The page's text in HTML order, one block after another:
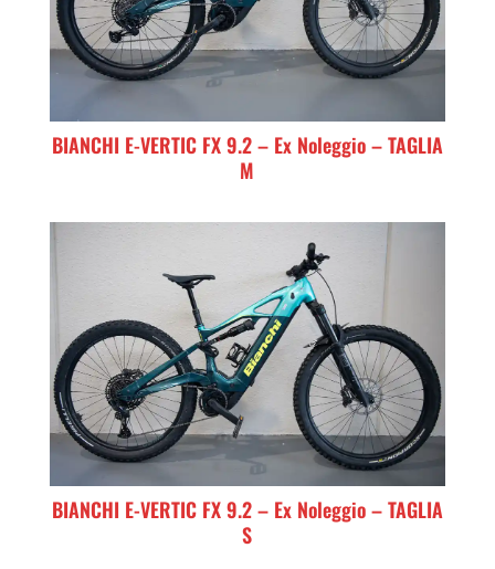
BIANCHI E-VERTIC FX 9.2 – Ex Noleggio – TAGLIA
M
BIANCHI E-VERTIC FX 9.2 – Ex Noleggio – TAGLIA
S